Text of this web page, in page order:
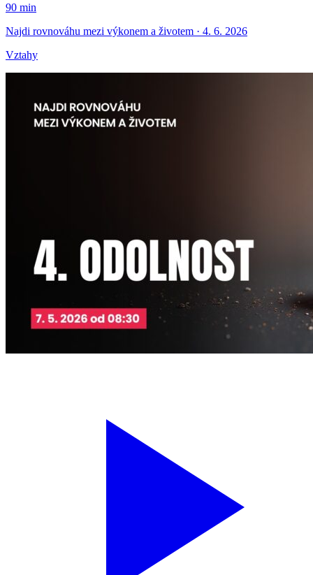
90 min
Najdi rovnováhu mezi výkonem a životem · 4. 6. 2026
Vztahy